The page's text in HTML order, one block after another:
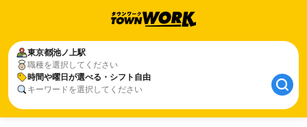
東京都池ノ上駅
職種を選択してください
時間や曜日が選べる・シフト自由
キーワードを選択してください